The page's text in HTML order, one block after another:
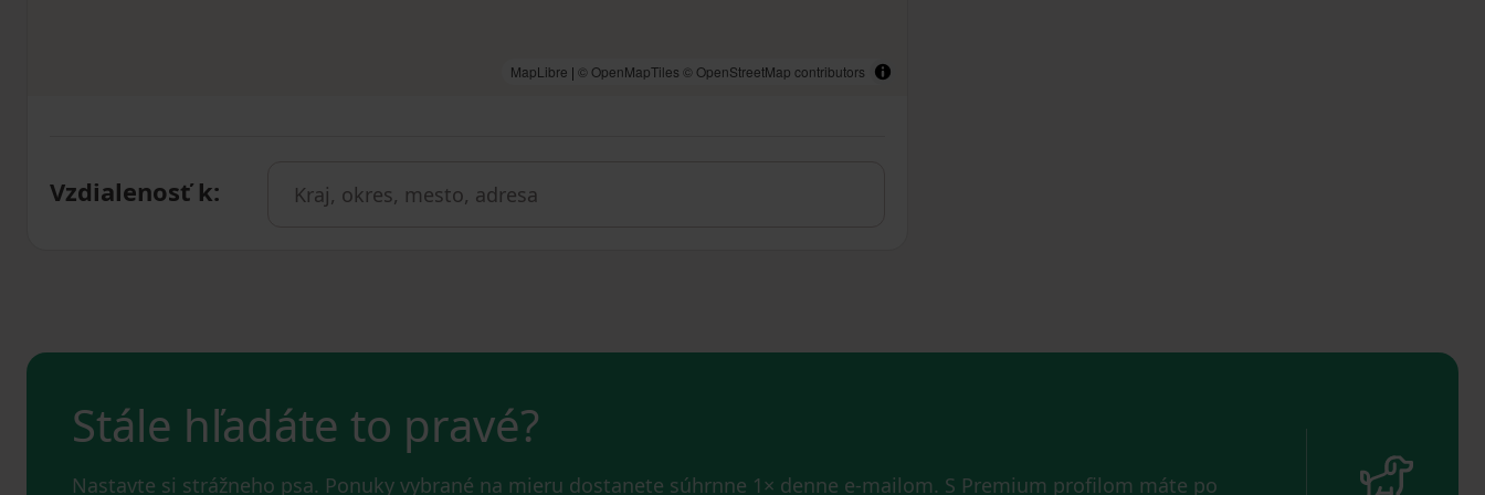
MapLibre | © OpenMapTiles © OpenStreetMap contributors
Vzdialenosť k:
Stále hľadáte to pravé?
Nastavte si strážneho psa. Ponuky vybrané na mieru dostanete súhrnne 1× denne e-mailom. S Premium profilom máte po